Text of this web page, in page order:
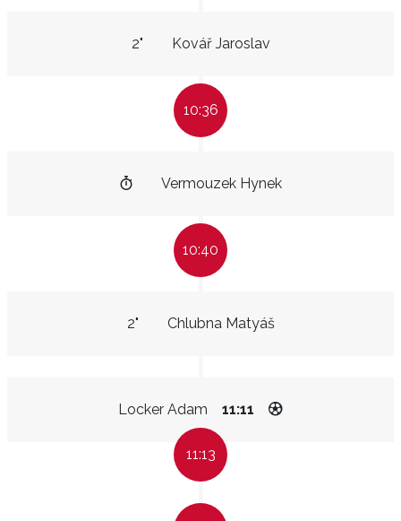
Kovář Jaroslav
2"
10:36
Vermouzek Hynek
10:40
Chlubna Matyáš
2"
Locker Adam 11:11
11:13